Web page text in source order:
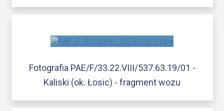
Fotografia PAE/F/33.22.VIII/537.63.19/01 -
Kaliski (ok. Łosic) - fragment wozu